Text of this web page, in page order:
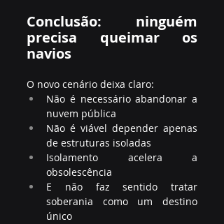
Conclusão: ninguém
precisa queimar os
navios
O novo cenário deixa claro:
Não é necessário abandonar a
nuvem pública
Não é viável depender apenas
de estruturas isoladas
Isolamento acelera a
obsolescência
E não faz sentido tratar
soberania como um destino
único